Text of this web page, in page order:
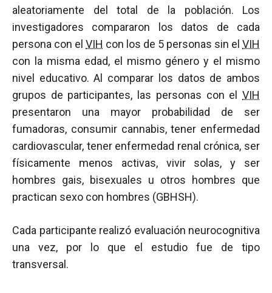
aleatoriamente del total de la población. Los
investigadores compararon los datos de cada
persona con el VIH con los de 5 personas sin el VIH
con la misma edad, el mismo género y el mismo
nivel educativo. Al comparar los datos de ambos
grupos de participantes, las personas con el VIH
presentaron una mayor probabilidad de ser
fumadoras, consumir cannabis, tener enfermedad
cardiovascular, tener enfermedad renal crónica, ser
físicamente menos activas, vivir solas, y ser
hombres gais, bisexuales u otros hombres que
practican sexo con hombres (GBHSH).
Cada participante realizó evaluación neurocognitiva
una vez, por lo que el estudio fue de tipo
transversal.